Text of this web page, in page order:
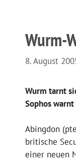
Wurm-
8. August
Wurm tarnt
Sophos
Abingdon
britische
einer neuen